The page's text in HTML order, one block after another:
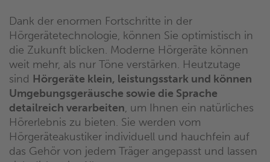
Dank der enormen Fortschritte in der
Hörgerätetechnologie, können Sie optimistisch in
die Zukunft blicken. Moderne Hörgeräte können
weit mehr, als nur Töne verstärken. Heutzutage
sind Hörgeräte klein, leistungsstark und können
Umgebungsgeräusche sowie die Sprache
detailreich verarbeiten, um Ihnen ein natürliches
Hörerlebnis zu bieten. Sie werden vom
Hörgeräteakustiker individuell und hauchfein auf
das Gehör von jedem Träger angepasst und lassen